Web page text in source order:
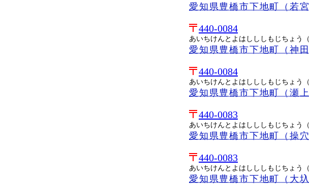
愛知県豊橋市下地町（若宮
440-0084
あいちけんとよはしししもじちょう（
愛知県豊橋市下地町（神田
440-0084
あいちけんとよはしししもじちょう（
愛知県豊橋市下地町（瀬上
440-0083
あいちけんとよはしししもじちょう
愛知県豊橋市下地町（操穴
440-0083
あいちけんとよはしししもじちょう
愛知県豊橋市下地町（大圦